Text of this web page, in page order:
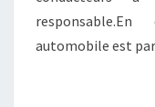
automobile est